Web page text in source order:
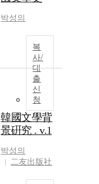
박성의
복
사/
대
출
신
청
韓國文學背
景硏究 . v.1
박성의
二友出版社